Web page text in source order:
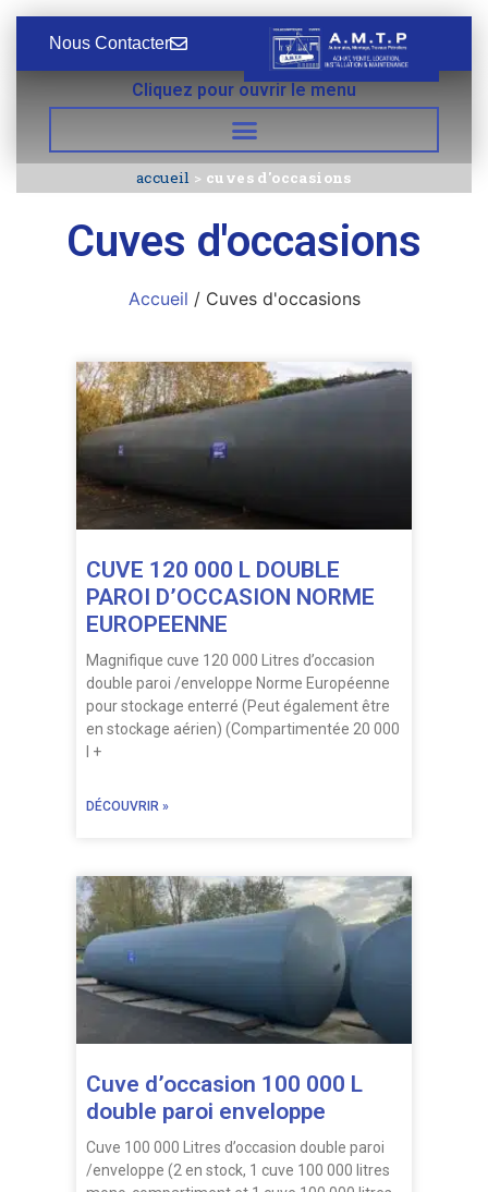
Nous Contacter
Cliquez pour ouvrir le menu
accueil > cuves d'occasions
Cuves d'occasions
Accueil / Cuves d'occasions
CUVE 120 000 L DOUBLE
PAROI D’OCCASION NORME
EUROPEENNE
Magnifique cuve 120 000 Litres d’occasion
double paroi /enveloppe Norme Européenne
pour stockage enterré (Peut également être
en stockage aérien) (Compartimentée 20 000
l +
DÉCOUVRIR »
Cuve d’occasion 100 000 L
double paroi enveloppe
Cuve 100 000 Litres d’occasion double paroi
/enveloppe (2 en stock, 1 cuve 100 000 litres